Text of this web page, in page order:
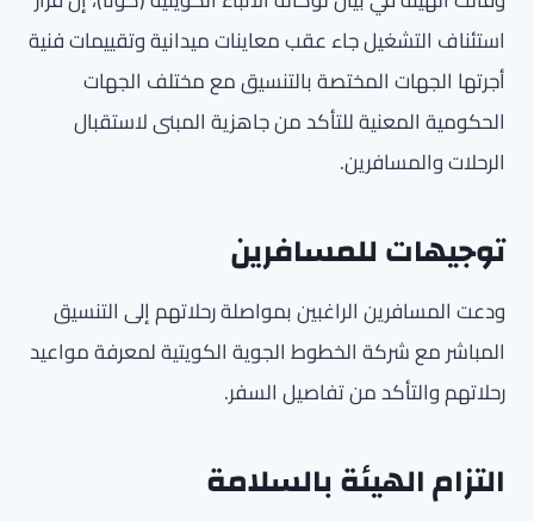
استئناف التشغيل جاء عقب معاينات ميدانية وتقييمات فنية
أجرتها الجهات المختصة بالتنسيق مع مختلف الجهات
الحكومية المعنية للتأكد من جاهزية المبنى لاستقبال
الرحلات والمسافرين.
توجيهات للمسافرين
ودعت المسافرين الراغبين بمواصلة رحلاتهم إلى التنسيق
المباشر مع شركة الخطوط الجوية الكويتية لمعرفة مواعيد
رحلاتهم والتأكد من تفاصيل السفر.
التزام الهيئة بالسلامة